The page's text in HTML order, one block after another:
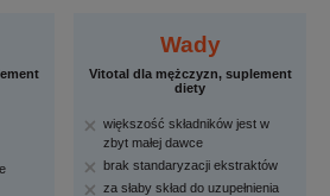
Wady
Vitotal dla mężczyzn, suplement
diety
większość składników jest w
zbyt małej dawce
brak standaryzacji ekstraktów
za słaby skład do uzupełnienia